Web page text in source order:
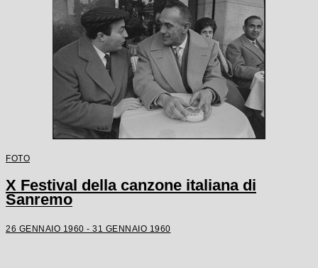
FOTO
X Festival della canzone italiana di
Sanremo
26 GENNAIO 1960 - 31 GENNAIO 1960